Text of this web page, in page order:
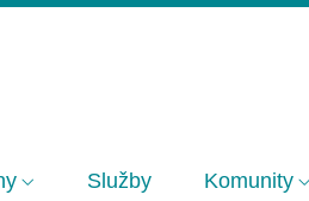
Služby Komunity